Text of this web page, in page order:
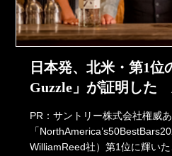
日本発、北米・第1
Guzzle」が証明した
PR：サントリー株式会社権威
「
WilliamReed社）第1位に輝い